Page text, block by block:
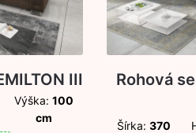
III
Výška: 100
cm
Rohová
Šírka: 370